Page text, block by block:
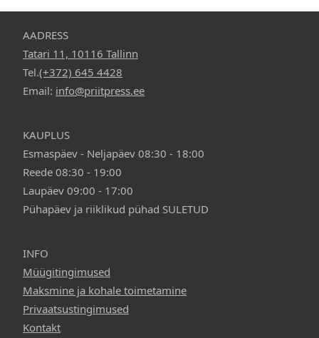
AADRESS
Tatari 11, 10116 Tallinn
Tel.(+372) 645 4428
Email: info@priitpress.ee
KAUPLUS
Esmaspäev - Neljapäev 08:30 - 18:00
Reede 08:30 - 19:00
Laupäev 09:00 - 17:00
Pühapäev ja riiklikud pühad SULETUD
INFO
Müügitingimused
Maksmine ja kohale toimetamine
Privaatsustingimused
Kontakt